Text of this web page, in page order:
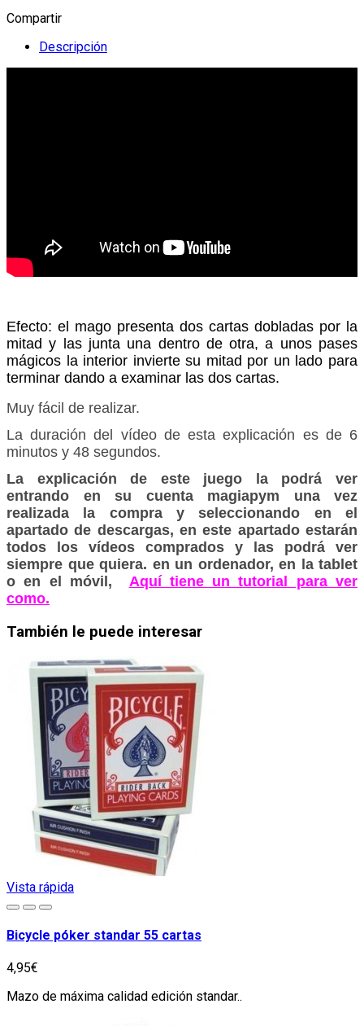
Compartir
Descripción
Efecto: el mago presenta dos cartas dobladas por la
mitad y las junta una dentro de otra, a unos pases
mágicos la interior invierte su mitad por un lado para
terminar dando a examinar las dos cartas.
Muy fácil de realizar.
La duración del vídeo de esta explicación es de 6
minutos y 48 segundos.
La explicación de este juego la podrá ver
entrando en su cuenta magiapym una vez
realizada la compra y seleccionando en el
apartado de descargas, en este apartado estarán
todos los vídeos comprados y las podrá ver
siempre que quiera. en un ordenador, en la tablet
o en el móvil, Aquí tiene un tutorial para ver
como.
También le puede interesar
Vista rápida
Bicycle póker standar 55 cartas
4,95€
Mazo de máxima calidad edición standar..